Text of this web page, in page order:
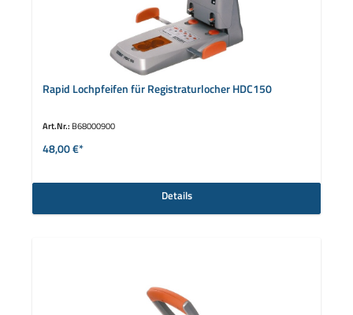
Rapid Lochpfeifen für Registraturlocher HDC150
Art.Nr.: B68000900
48,00 €*
Details